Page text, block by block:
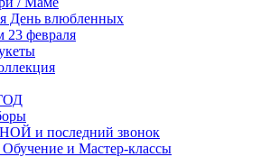
День влюбленных
февраля
и последний звонок
Обучение и Мастер-классы